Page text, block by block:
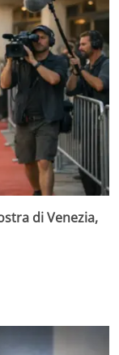
di Venezia,